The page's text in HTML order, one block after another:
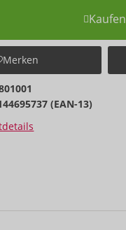
Kaufen
Merken
(EAN-13)